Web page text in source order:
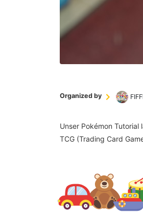
Organized by
Unser Pokémon
TCG (Trading Card